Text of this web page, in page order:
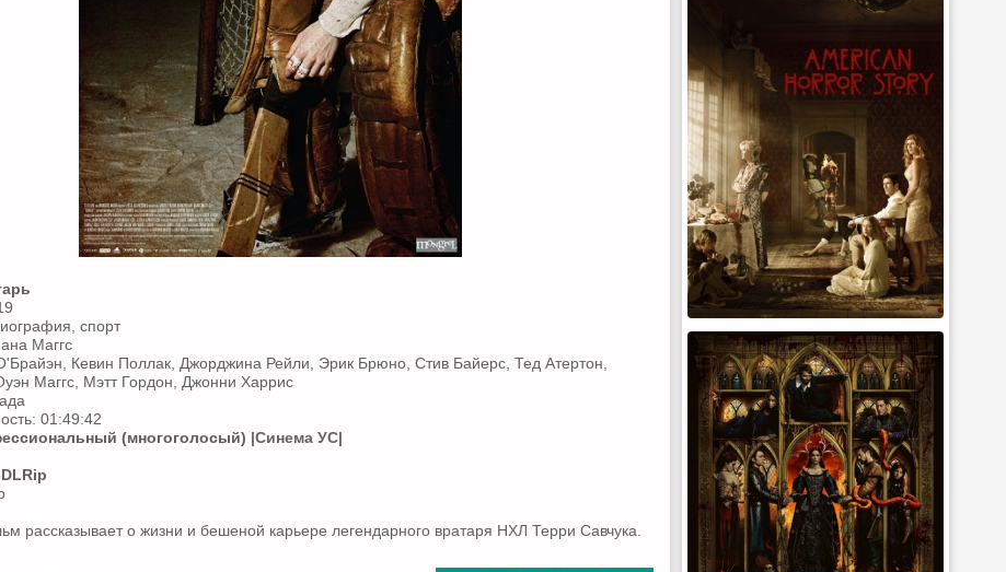
спорт
Маггс
Кевин Поллак, Джорджина Рейли, Эрик Брюно, Стив Байерс, Тед Атертон,
Маггс, Мэтт Гордон, Джонни Харрис
01:49:42
(многоголосый) |Синема УС|
рассказывает о жизни и бешеной карьере легендарного вратаря НХЛ Терри Савчука.